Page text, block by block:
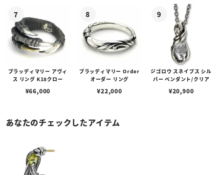
ブラッディマリー アヴィ
ス リング K18クロー
¥66,000
ブラッディマリー Order
オーダー リング
¥22,000
ジゴロウ スネイプス シル
バー ペンダント/クリア
¥20,900
あなたのチェックしたアイテム